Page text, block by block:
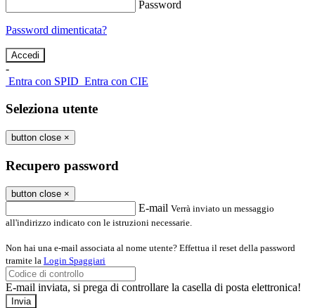
Password
Password dimenticata?
-
Entra con SPID Entra con CIE
Seleziona utente
button close ×
Recupero password
button close ×
E-mail Verrà inviato un messaggio
all'indirizzo indicato con le istruzioni necessarie.
Non hai una e-mail associata al nome utente? Effettua il reset della password
tramite la Login Spaggiari
E-mail inviata, si prega di controllare la casella di posta elettronica!